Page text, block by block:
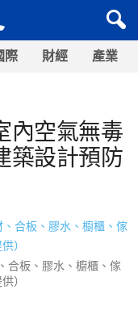
際 財經 產業
內空氣無毒
築設計預防
合板、膠水、櫥櫃、傢
）